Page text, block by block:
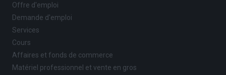
Offre d'emploi
Demande d'emploi
Services
Cours
Affaires et fonds de commerce
Matériel professionnel et vente en gros